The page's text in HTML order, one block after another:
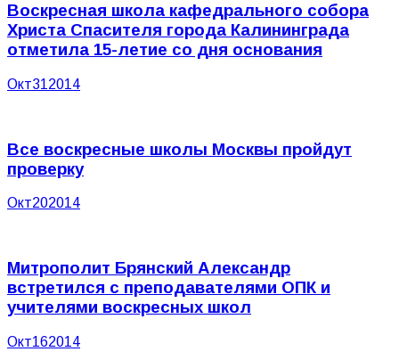
Воскресная школа кафедрального собора
Христа Спасителя города Калининграда
отметила 15-летие со дня основания
Окт312014
Все воскресные школы Москвы пройдут
проверку
Окт202014
Митрополит Брянский Александр
встретился с преподавателями ОПК и
учителями воскресных школ
Окт162014